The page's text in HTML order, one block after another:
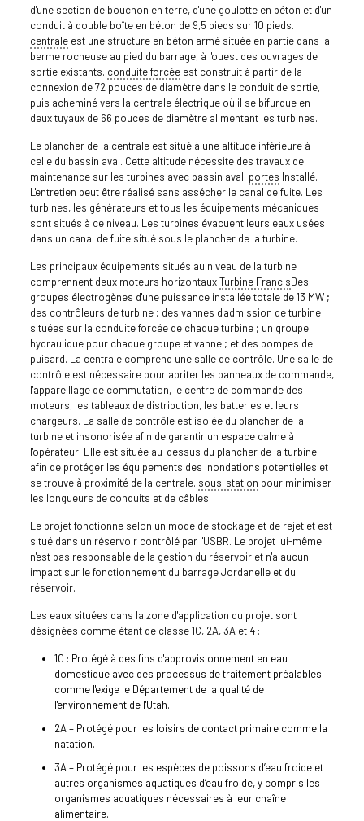
d'une section de bouchon en terre, d'une goulotte en béton et d'un
conduit à double boîte en béton de 9,5 pieds sur 10 pieds.
centraleest une structure en béton armé située en partie dans la
berme rocheuse au pied du barrage, à l'ouest des ouvrages de
sortie existants. conduite forcéeest construit à partir de la
connexion de 72 pouces de diamètre dans le conduit de sortie,
puis acheminé vers la centrale électrique où il se bifurque en
deux tuyaux de 66 pouces de diamètre alimentant les turbines.
Le plancher de la centrale est situé à une altitude inférieure à
celle du bassin aval. Cette altitude nécessite des travaux de
maintenance sur les turbines avec bassin aval. portes Installé.
L'entretien peut être réalisé sans assécher le canal de fuite. Les
turbines, les générateurs et tous les équipements mécaniques
sont situés à ce niveau. Les turbines évacuent leurs eaux usées
dans un canal de fuite situé sous le plancher de la turbine.
Les principaux équipements situés au niveau de la turbine
comprennent deux moteurs horizontauxTurbine FrancisDes
groupes électrogènes d'une puissance installée totale de 13 MW ;
des contrôleurs de turbine ; des vannes d'admission de turbine
situées sur la conduite forcée de chaque turbine ; un groupe
hydraulique pour chaque groupe et vanne ; et des pompes de
puisard. La centrale comprend une salle de contrôle. Une salle de
contrôle est nécessaire pour abriter les panneaux de commande,
l'appareillage de commutation, le centre de commande des
moteurs, les tableaux de distribution, les batteries et leurs
chargeurs. La salle de contrôle est isolée du plancher de la
turbine et insonorisée afin de garantir un espace calme à
l'opérateur. Elle est située au-dessus du plancher de la turbine
afin de protéger les équipements des inondations potentielles et
se trouve à proximité de la centrale. sous-station pour minimiser
les longueurs de conduits et de câbles.
Le projet fonctionne selon un mode de stockage et de rejet et est
situé dans un réservoir contrôlé par l'USBR. Le projet lui-même
n'est pas responsable de la gestion du réservoir et n'a aucun
impact sur le fonctionnement du barrage Jordanelle et du
réservoir.
Les eaux situées dans la zone d'application du projet sont
désignées comme étant de classe 1C, 2A, 3A et 4 :
1C : Protégé à des fins d'approvisionnement en eau
domestique avec des processus de traitement préalables
comme l'exige le Département de la qualité de
l'environnement de l'Utah.
2A – Protégé pour les loisirs de contact primaire comme la
natation.
3A – Protégé pour les espèces de poissons d’eau froide et
autres organismes aquatiques d’eau froide, y compris les
organismes aquatiques nécessaires à leur chaîne
alimentaire.